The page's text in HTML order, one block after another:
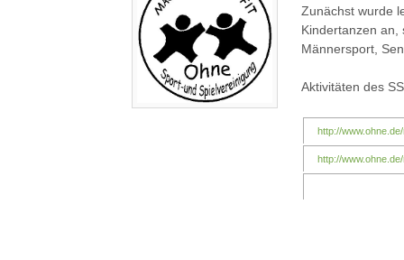
Zunächst wurde
Kindertanzen an,
Männersport,
Aktivitäten des
http://
http://